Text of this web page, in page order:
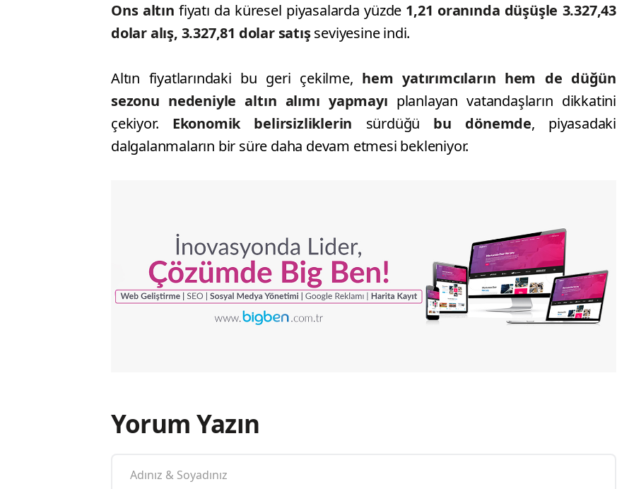
Ons altın fiyatı da küresel piyasalarda yüzde 1,21 oranında düşüşle 3.327,43
dolar alış, 3.327,81 dolar satışseviyesine indi.
Altın fiyatlarındaki bu geri çekilme, hem yatırımcıların hem de düğün
sezonu nedeniyle altın alımı yapmayı planlayan vatandaşların dikkatini
çekiyor. Ekonomik belirsizliklerin sürdüğü bu dönemde, piyasadaki
dalgalanmaların bir süre daha devam etmesi bekleniyor.
Yorum Yazın